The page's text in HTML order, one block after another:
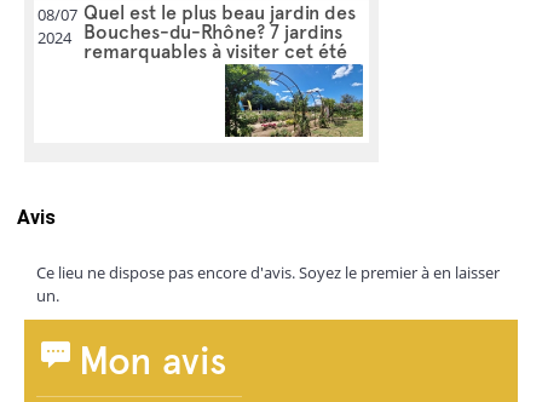
08/07
2024
Quel est le plus beau jardin des
Bouches-du-Rhône? 7 jardins
remarquables à visiter cet été
Avis
Ce lieu ne dispose pas encore d'avis. Soyez le premier à en laisser
un.
Mon avis